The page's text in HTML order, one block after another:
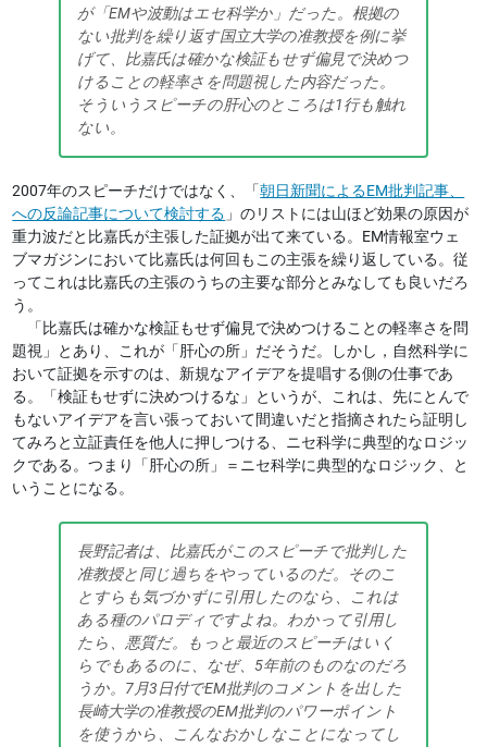
が「EMや波動はエセ科学か」だった。根拠の
ない批判を繰り返す国立大学の准教授を例に挙
げて、比嘉氏は確かな検証もせず偏見で決めつ
けることの軽率さを問題視した内容だった。
そういうスピーチの肝心のところは1行も触れ
ない。
2007年のスピーチだけではなく、「朝日新聞によるEM批判記事、
への反論記事について検討する 」のリストには山ほど効果の原因が
重力波だと比嘉氏が主張した証拠が出て来ている。EM情報室ウェ
ブマガジンにおいて比嘉氏は何回もこの主張を繰り返している。従
ってこれは比嘉氏の主張のうちの主要な部分とみなしても良いだろ
う。
「比嘉氏は確かな検証もせず偏見で決めつけることの軽率さを問
題視」とあり、これが「肝心の所」だそうだ。しかし，自然科学に
おいて証拠を示すのは、新規なアイデアを提唱する側の仕事であ
る。「検証もせずに決めつけるな」というが、これは、先にとんで
もないアイデアを言い張っておいて間違いだと指摘されたら証明し
てみろと立証責任を他人に押しつける、ニセ科学に典型的なロジッ
クである。つまり「肝心の所」＝ニセ科学に典型的なロジック、と
いうことになる。
長野記者は、比嘉氏がこのスピーチで批判した
准教授と同じ過ちをやっているのだ。そのこ
とすらも気づかずに引用したのなら、これは
ある種のパロディですよね。わかって引用し
たら、悪質だ。もっと最近のスピーチはいく
らでもあるのに、なぜ、5年前のものなのだろ
うか。7月3日付でEM批判のコメントを出した
長崎大学の准教授のEM批判のパワーポイント
を使うから、こんなおかしなことになってし